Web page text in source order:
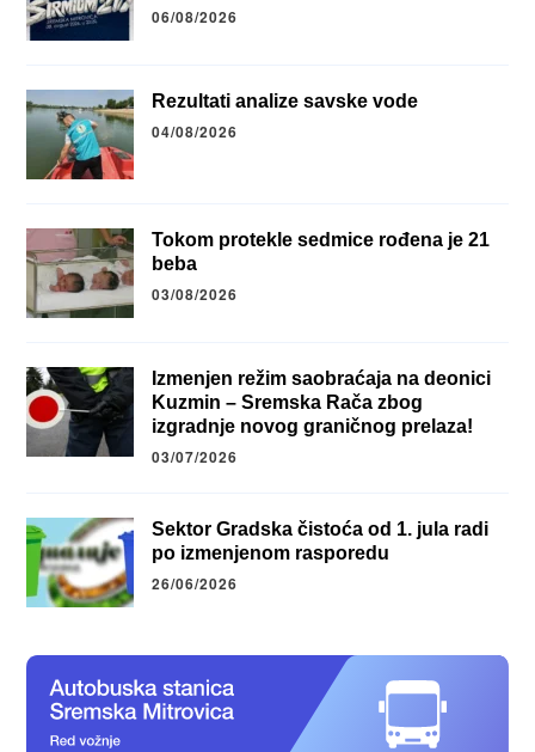
06/08/2026
Rezultati analize savske vode
04/08/2026
Tokom protekle sedmice rođena je 21
beba
03/08/2026
Izmenjen režim saobraćaja na deonici
Kuzmin – Sremska Rača zbog
izgradnje novog graničnog prelaza!
03/07/2026
Sektor Gradska čistoća od 1. jula radi
po izmenjenom rasporedu
26/06/2026